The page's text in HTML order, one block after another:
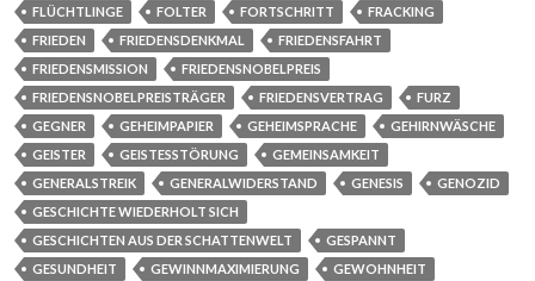
FLÜCHTLINGE
FOLTER FORTSCHRITT
FRACKING
FRIEDEN
FRIEDENSDENKMAL
FRIEDENSFAHRT
FRIEDENSMISSION
FRIEDENSNOBELPREIS
FRIEDENSNOBELPREISTRÄGER
FRIEDENSVERTRAG
FURZ
GEGNER
GEHEIMPAPIER GEHEIMSPRACHE
GEHIRNWÄSCHE
GEISTER
GEISTESSTÖRUNG
GEMEINSAMKEIT
GENERALSTREIK
GENERALWIDERSTAND GENESIS
GENOZID
GESCHICHTE WIEDERHOLT SICH
GESCHICHTEN AUS DER SCHATTENWELT
GESPANNT
GESUNDHEIT
GEWINNMAXIMIERUNG
GEWOHNHEIT